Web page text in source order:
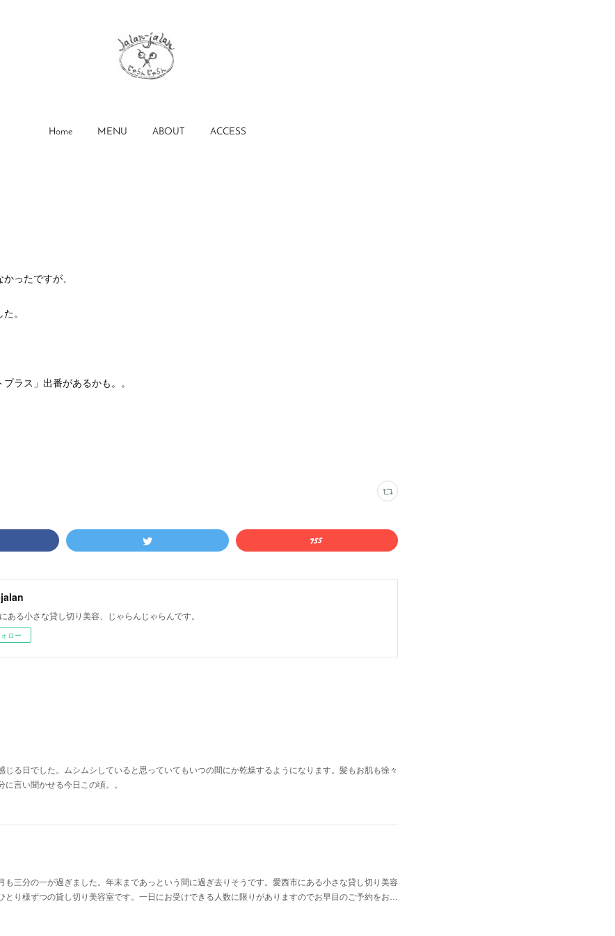
Home MENU ABOUT ACCESS
ったですが、
。
ラス」出番があるかも。。
ある小さな貸し切り美容、じゃらんじゃらんです。
ロー
じる日でした。ムシムシしていると思っていてもいつの間にか乾燥するようになります。髪もお肌も徐々
言い聞かせる今日この頃。。
も三分の一が過ぎました。年末まであっという間に過ぎ去りそうです。愛西市にある小さな貸し切り美容
とり様ずつの貸し切り美容室です。一日にお受けできる人数に限りがありますのでお早目のご予約をお…